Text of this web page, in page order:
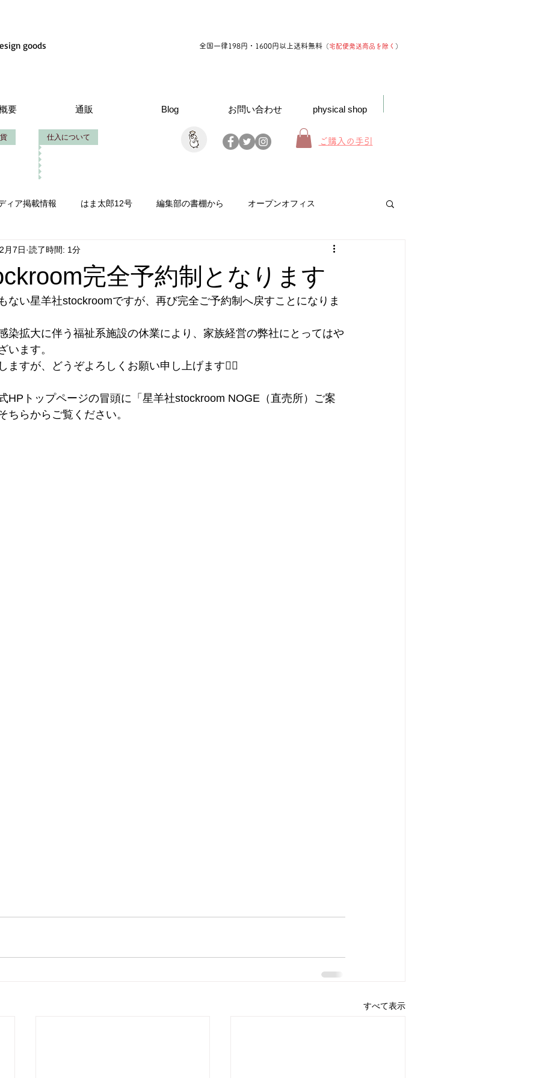
goods 全国一律198円・1600円以上送料無料 （宅配便発送商品を除く ）
要 通販 Blog お問い合わせ physical shop
仕入について ご購入の手引
ィア掲載情報 はま太郎12号 編集部の書棚から オープンオフィス
報 いせたろうの仕事 お得なインフォメーション
ル雑貨 トークイベント めご太郎 メディア出演情報 はま太郎11号
Annex開店
完全予約制となります
月7日 読了時間: 1分
ない星羊社stockroomですが、再び完全ご予約制へ戻すことになりま
染拡大に伴う福祉系施設の休業により、家族経営の弊社にとってはや
います。
ますが、どうぞよろしくお願い申し上げます🙇‍♀️
HPトップページの冒頭に「星羊社stockroom NOGE（直売所）ご案
ちらからご覧ください。
すべて表示